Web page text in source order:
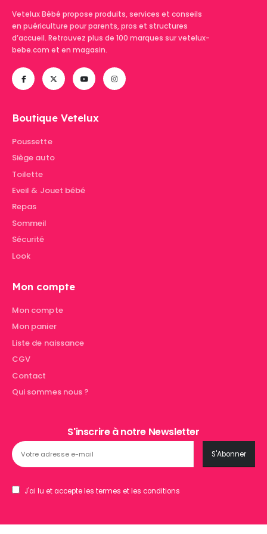
Vetelux Bébé propose produits, services et conseils
en puériculture pour parents, pros et structures
d’accueil. Retrouvez plus de 100 marques sur vetelux-
bebe.com et en magasin.
Boutique Vetelux
Poussette
Siège auto
Toilette
Eveil & Jouet bébé
Repas
Sommeil
Sécurité
Look
Mon compte
Mon compte
Mon panier
Liste de naissance
CGV
Contact
Qui sommes nous ?
S'inscrire à notre Newsletter
J'ai lu et accepte les termes et les conditions